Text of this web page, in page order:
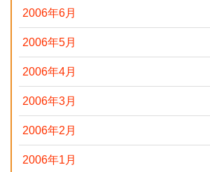
2006年6月
2006年5月
2006年4月
2006年3月
2006年2月
2006年1月